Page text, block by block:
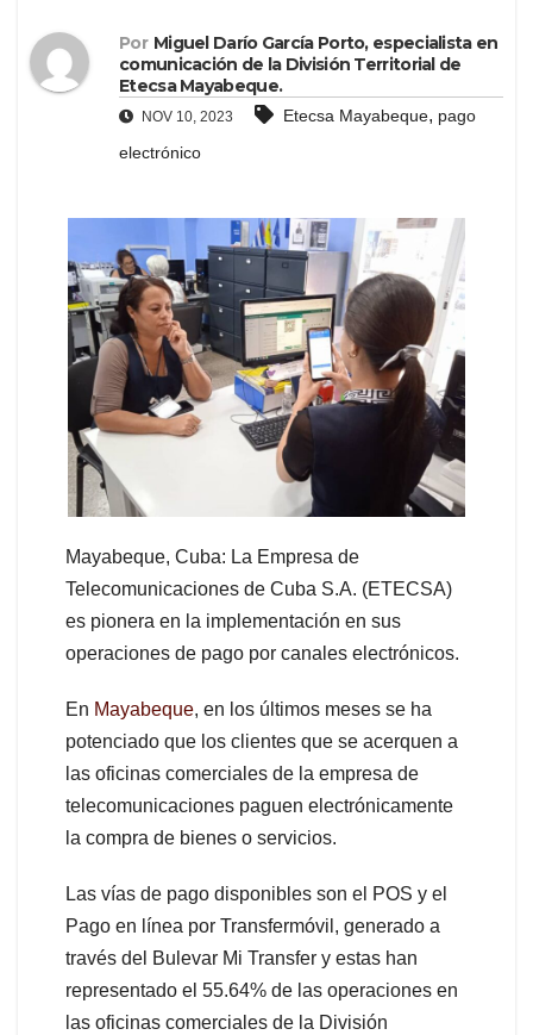
Por Miguel Darío García Porto, especialista en
comunicación de la División Territorial de
Etecsa Mayabeque.
NOV 10, 2023 Etecsa Mayabeque, pago
electrónico
Mayabeque, Cuba: La Empresa de
Telecomunicaciones de Cuba S.A. (ETECSA)
es pionera en la implementación en sus
operaciones de pago por canales electrónicos.
En Mayabeque, en los últimos meses se ha
potenciado que los clientes que se acerquen a
las oficinas comerciales de la empresa de
telecomunicaciones paguen electrónicamente
la compra de bienes o servicios.
Las vías de pago disponibles son el POS y el
Pago en línea por Transfermóvil, generado a
través del Bulevar Mi Transfer y estas han
representado el 55.64% de las operaciones en
las oficinas comerciales de la División